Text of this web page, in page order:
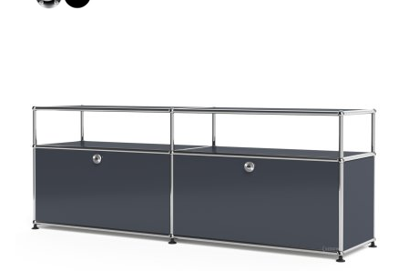
Sessel
Freischwinger
Barhocker
Bänke & Liegen